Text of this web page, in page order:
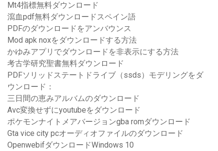
Mt4指標無料ダウンロード
瀉血pdf無料ダウンロードスペイン語
PDFのダウンロードをアンバウンス
Mod apk noxをダウンロードする方法
かゆみアプリでダウンロードを非表示にする方法
考古学研究聖書無料ダウンロード
PDFソリッドステートドライブ（ssds）モデリングをダ
ウンロード：
三日間の恵みアルバムのダウンロード
Avc変換せずにyoutubeをダウンロード
ポケモンナイトメアバージョンgba romダウンロード
Gta vice city pcオーディオファイルのダウンロード
OpenwebifダウンロードWindows 10